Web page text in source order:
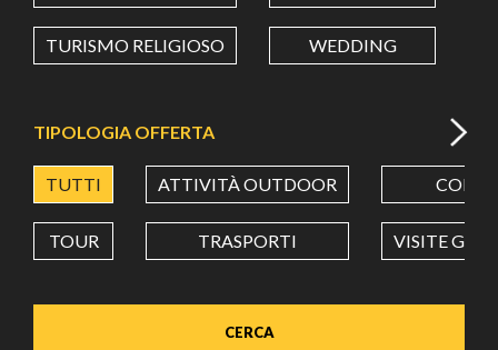
Value in decimal degrees. Use dot (.) as decimal separator.
TURISMO RELIGIOSO WEDDING
TIPOLOGIA OFFERTA
TUTTI ATTIVITÀ OUTDOOR CORSI
TOUR TRASPORTI VISITE